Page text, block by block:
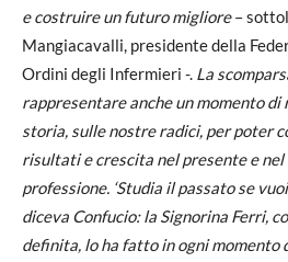
e costruire un futuro migliore–
Mangiacavalli, presidente della
Ordini degli Infermieri -. La
rappresentare anche unmomento di
storia, sulle nostre radici, per poter
risultati e crescita nel presente e
professione. ‘Studia il passato se
diceva Confucio: la Signorina Ferri,
definita, lo ha fatto in ogni momento